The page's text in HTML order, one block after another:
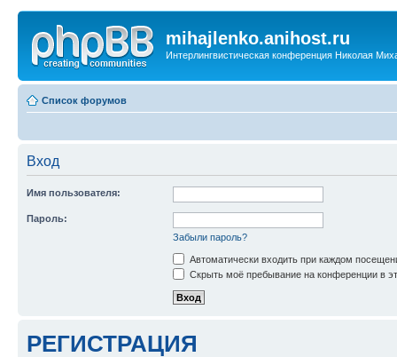
mihajlenko.anihost.ru
Интерлингвистическая конференция Николая
Список форумов
Вход
Имя пользователя:
Пароль:
Забыли пароль?
Автоматически входить при каждом
Скрыть моё пребывание на конференции в
РЕГИСТРАЦИЯ